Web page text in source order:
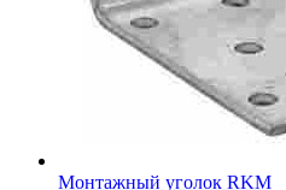
Монтажный уголок RKM